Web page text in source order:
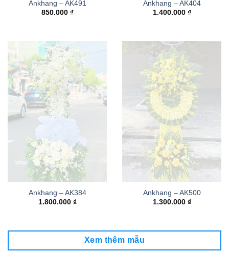
Ankhang – AK491
850.000 ₫
Ankhang – AK404
1.400.000 ₫
Ankhang – AK384
1.800.000 ₫
Ankhang – AK500
1.300.000 ₫
Xem thêm mẫu